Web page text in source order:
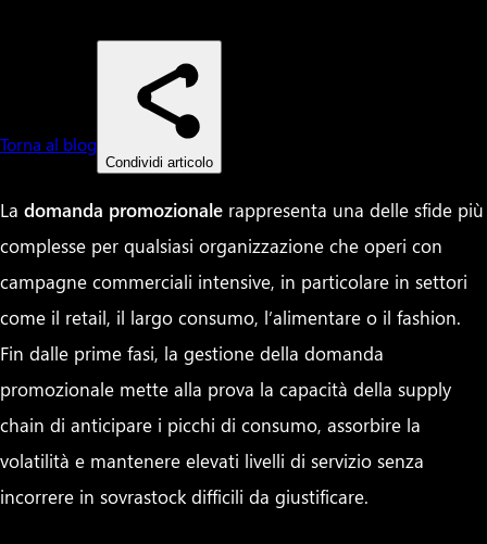
Torna al blog
Condividi articolo
La domanda promozionale rappresenta una delle sfide più
complesse per qualsiasi organizzazione che operi con
campagne commerciali intensive, in particolare in settori
come il retail, il largo consumo, l’alimentare o il fashion.
Fin dalle prime fasi, la gestione della domanda
promozionale mette alla prova la capacità della supply
chain di anticipare i picchi di consumo, assorbire la
volatilità e mantenere elevati livelli di servizio senza
incorrere in sovrastock difficili da giustificare.